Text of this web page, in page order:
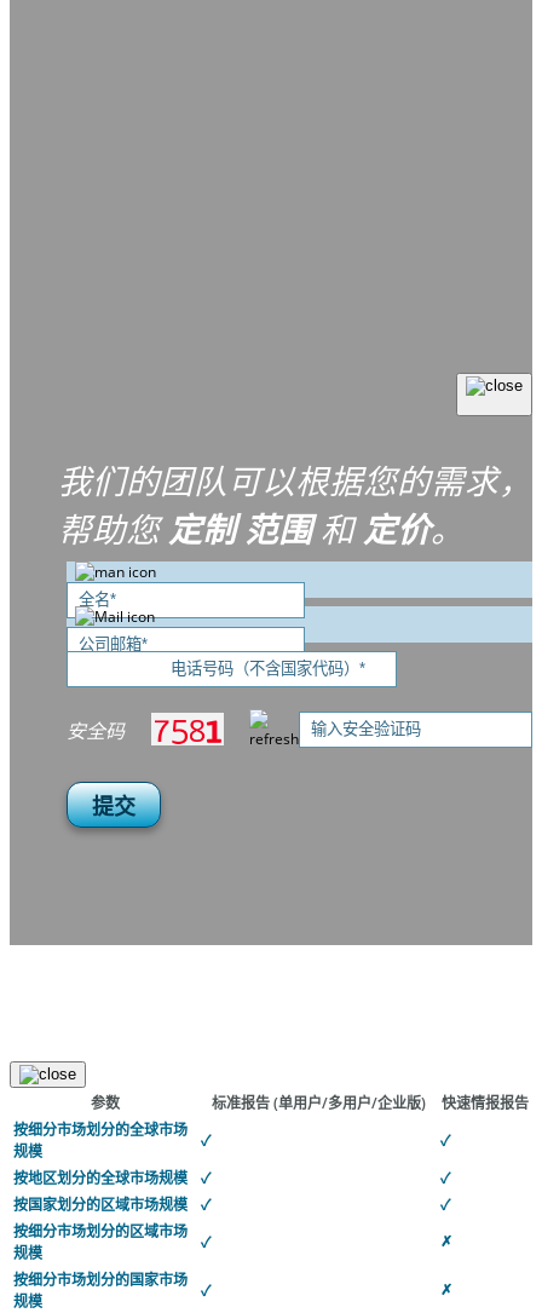
我们的团队可以根据您的需求，
帮助您定制 范围和定价。
安全码
提交
参数 标准报告(单用户/多用户/企业版)
快速情报报告
按细分市场划分的全球市场
规模
✓
✓
按地区划分的全球市场规模
✓
✓
按国家划分的区域市场规模
✓
✓
按细分市场划分的区域市场
规模
✓
✗
按细分市场划分的国家市场
规模
✓ ✗